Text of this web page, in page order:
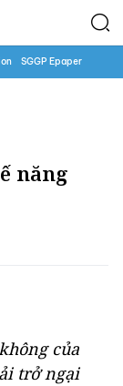
SGGP Epaper
năng
của
trở ngại